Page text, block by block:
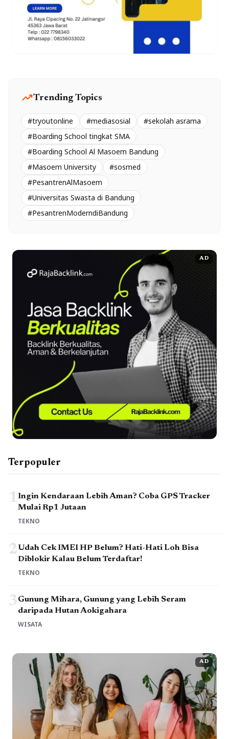
trending_upTrending Topics
#tryoutonline #mediasosial
#sekolah asrama
#Boarding School tingkat SMA
#Boarding School Al Masoem Bandung
#Masoem University
#sosmed
#PesantrenAlMasoem
#Universitas Swasta di Bandung
#PesantrenModerndiBandung
AD
Terpopuler
1Ingin Kendaraan Lebih Aman? Coba GPS Tracker
Mulai Rp1 Jutaan
TEKNO
2Udah Cek IMEI HP Belum? Hati-Hati Loh Bisa
Diblokir Kalau Belum Terdaftar!
TEKNO
3Gunung Mihara, Gunung yang Lebih Seram
daripada Hutan Aokigahara
WISATA
AD